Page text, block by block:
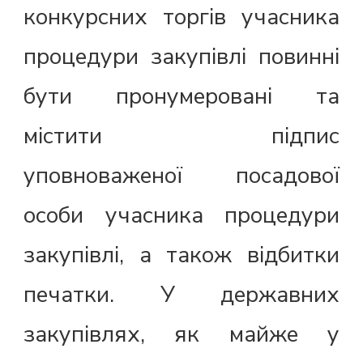
конкурсних торгів учасника
процедури закупівлі повинні
бути пронумеровані та
містити підпис
уповноваженої посадової
особи учасника процедури
закупівлі, а також відбитки
печатки. У державних
закупівлях, як майже у